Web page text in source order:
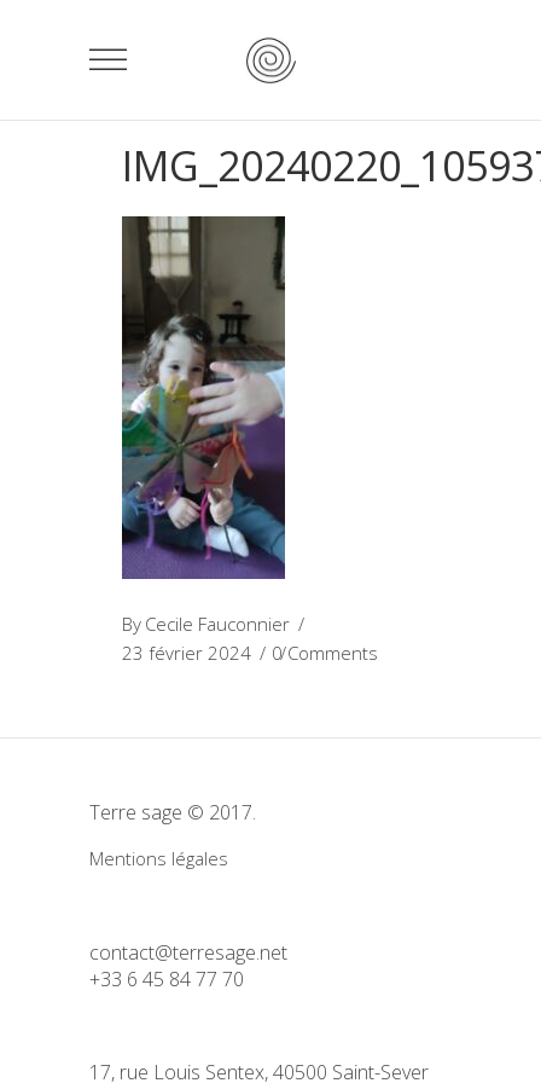
By Cecile Fauconnier
23 février 2024
0 Comments
Terre sage © 2017.
Mentions légales
contact@terresage.net
+33 6 45 84 77 70
17, rue Louis Sentex, 40500 Saint-Sever